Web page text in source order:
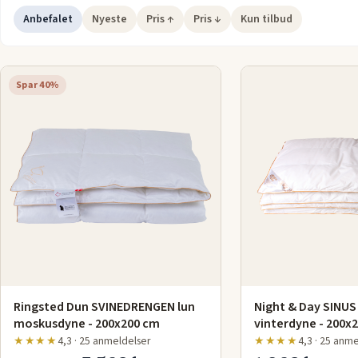
søvnen bliver både tør og behagelig.
udtryk samtidig med, at den praktiske størrelse passer til
og dobbeltsenge. En investering i en moskusdyne betyder
Anbefalet Nyeste Pris ↑ Pris ↓ Kun tilbud
Spar 40%
Ringsted Dun SVINEDRENGEN lun
moskusdyne - 200x200 cm
★★★★4,3 · 25 anmeldelser
Night & Day
vinterdyne -
★★★★4,3 · 25